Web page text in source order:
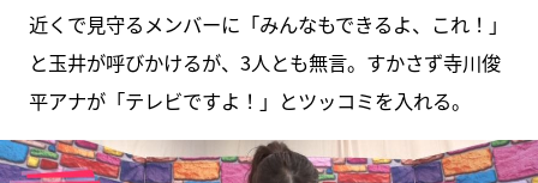
近くで見守るメンバーに「みんなもできるよ、これ！」
と玉井が呼びかけるが、3人とも無言。すかさず寺川俊
平アナが「テレビですよ！」とツッコミを入れる。